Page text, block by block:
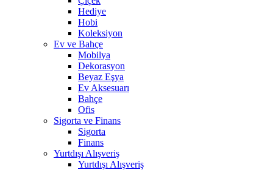
Hediye
Hobi
Koleksiyon
Ev ve Bahçe
Mobilya
Dekorasyon
Beyaz Eşya
Ev Aksesuarı
Bahçe
Ofis
Sigorta ve Finans
Sigorta
Finans
Yurtdışı Alışveriş
Yurtdışı Alışveriş